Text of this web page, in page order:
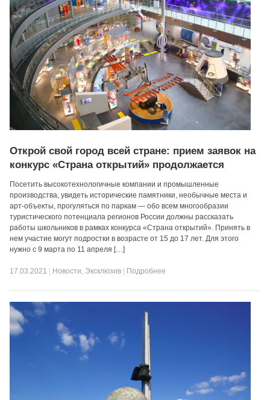
Открой свой город всей стране: прием заявок на
конкурс «Страна открытий» продолжается
Посетить высокотехнологичные компании и промышленные
производства, увидеть исторические памятники, необычные места и
арт-объекты, прогуляться по паркам — обо всем многообразии
туристического потенциала регионов России должны рассказать
работы школьников в рамках конкурса «Страна открытий». Принять в
нем участие могут подростки в возрасте от 15 до 17 лет. Для этого
нужно с 9 марта по 11 апреля […]
17.03.2021 Новости, Эксклюзив Подробнее